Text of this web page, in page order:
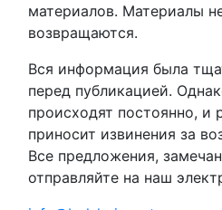
материалов. Материалы
возвращаются.
Вся информация была
перед публикацией.
происходят постоянно, и
приносит извинения за
Все предложения,
отправляйте на наш